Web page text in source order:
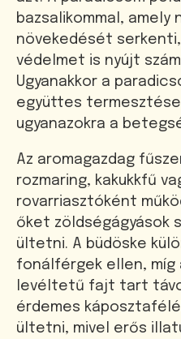
bazsalikommal, amely
növekedését
védelmet is nyújt
Ugyanakkor a
együttes termesztése
ugyanazokra a
Az aromagazdag
rozmaring, kakukkfű
rovarriasztóként
őket zöldségágyások
ültetni. A büdöske
fonálférgek ellen, míg
levéltetű fajt tart
érdemes
ültetni, mivel erős